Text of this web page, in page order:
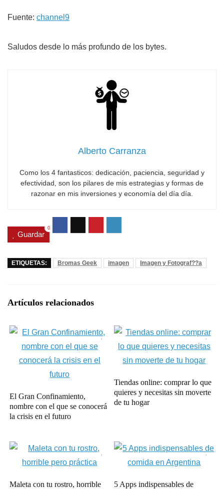
Fuente: channel9
Saludos desde lo más profundo de los bytes.
Alberto Carranza
Como los 4 fantasticos: dedicación, paciencia, seguridad y
efectividad, son los pilares de mis estrategias y formas de
razonar en mis inversiones y economía del día día.
Guardar
0
ETIQUETAS: Bromas Geek imagen Imagen y Fotograf??a
Artículos relacionados
El Gran Confinamiento,
nombre con el que se conocerá
la crisis en el futuro
Tiendas online: comprar lo que
quieres y necesitas sin moverte
de tu hogar
Maleta con tu rostro, horrible 5 Apps indispensables de